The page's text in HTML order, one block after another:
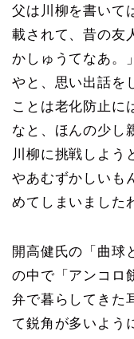
父は川柳を書いて
載されて、昔の友
かしゅうてなあ。
やと、思い出話を
ことは老化防止に
なと、ほんの少し
川柳に挑戦しよう
やあむずかしいも
めてしまいました
開高健氏の「曲球
の中で「アンコロ
弁で暮らしてきた
て鋭角が多いよう